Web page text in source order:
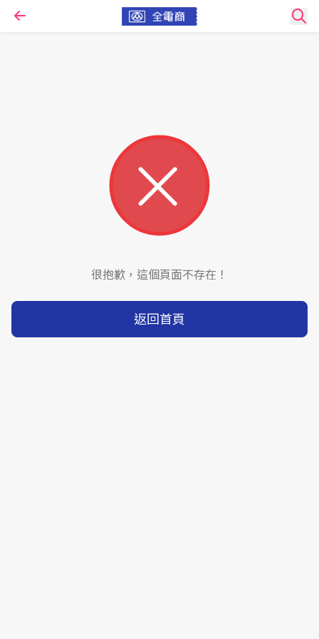
很抱歉，這個頁面不存在！
返回首頁